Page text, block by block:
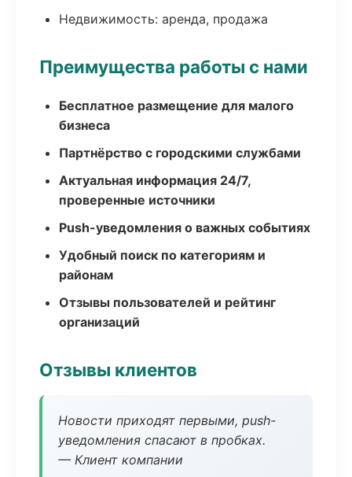
Недвижимость: аренда, продажа
Преимущества работы с нами
Бесплатное размещение для малого
бизнеса
Партнёрство с городскими службами
Актуальная информация 24/7,
проверенные источники
Push-уведомления о важных событиях
Удобный поиск по категориям и
районам
Отзывы пользователей и рейтинг
организаций
Отзывы клиентов
Новости приходят первыми, push-
уведомления спасают в пробках.
— Клиент компании